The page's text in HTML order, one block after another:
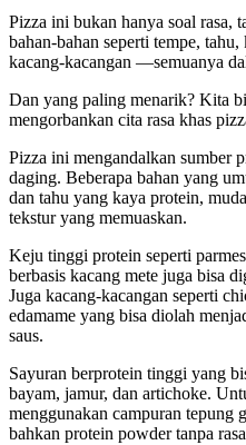
Pizza ini bukan hanya soal rasa,
bahan-bahan seperti tempe,
kacang-kacangan —semuanya
Dan yang paling menarik? Kita
mengorbankan cita rasa khas
Pizza ini mengandalkan sumber
daging. Beberapa bahan yang
dan tahu yang kaya protein,
tekstur yang memuaskan.
Keju tinggi protein seperti
berbasis kacang mete juga bisa
Juga kacang-kacangan seperti
edamame yang bisa diolah
saus.
Sayuran berprotein tinggi yang
bayam, jamur, dan artichoke.
menggunakan campuran tepung
bahkan protein powder tanpa